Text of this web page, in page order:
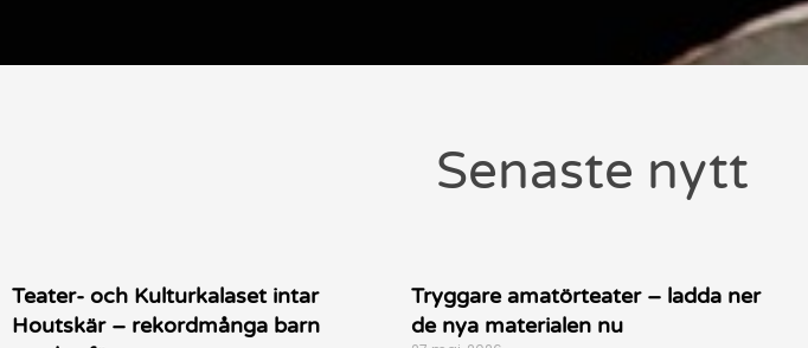
Senaste nytt
Teater- och Kulturkalaset intar
Houtskär – rekordmånga barn
Tryggare amatörteater – ladda ner
de nya materialen nu